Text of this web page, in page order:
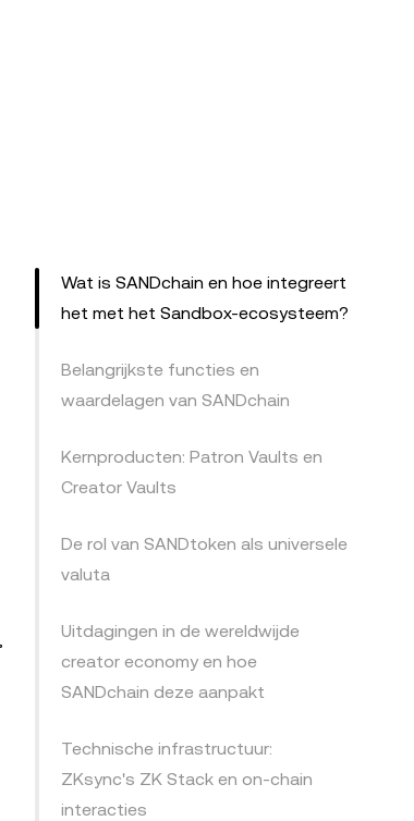
Wat is SANDchain en hoe integreert
het met het Sandbox-ecosysteem?
Belangrijkste functies en
waardelagen van SANDchain
Kernproducten: Patron Vaults en
Creator Vaults
De rol van SANDtoken als universele
valuta
Uitdagingen in de wereldwijde
creator economy en hoe
SANDchain deze aanpakt
Technische infrastructuur:
ZKsync's ZK Stack en on-chain
interacties